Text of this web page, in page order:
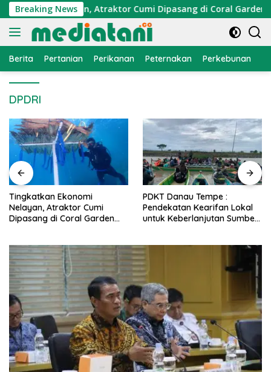
Langsung
ke
konten
Breaking News
Nelayan, Atraktor Cumi Dipasang di Coral Garden
Berita Pertanian Perikanan Peternakan Perkebunan
DPDRI
PDKT Danau Tempe :
Pendekatan Kearifan Lokal
untuk Keberlanjutan Sumber
Cara Mengatasi Penyakit
PMK pada Sapi Perah
Alami dan Medis